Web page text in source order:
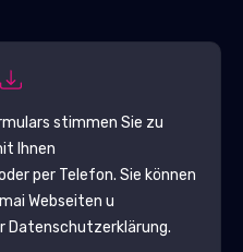
stimmen Sie zu
Ihnen
per Telefon. Sie können
Webseiten u
Datenschutzerklärung.